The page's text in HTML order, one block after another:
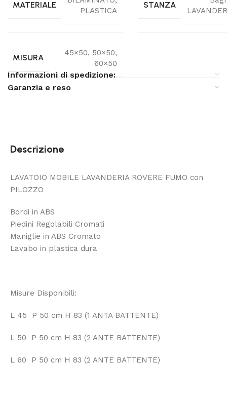
MATERIALE
PLASTICA
STANZA
MISURA
45×50, 50×50,
60×50
Informazioni di spedizione:
Garanzia e reso
Descrizione
LAVATOIO MOBILE LAVANDERIA ROVERE FUMO con
PILOZZO
Bordi in ABS
Piedini Regolabili Cromati
Maniglie in ABS Cromato
Lavabo in plastica dura
Misure Disponibili:
L 45 P 50 cm H 83 (1 ANTA BATTENTE)
L 50 P 50 cm H 83 (2 ANTE BATTENTE)
L 60 P 50 cm H 83 (2 ANTE BATTENTE)